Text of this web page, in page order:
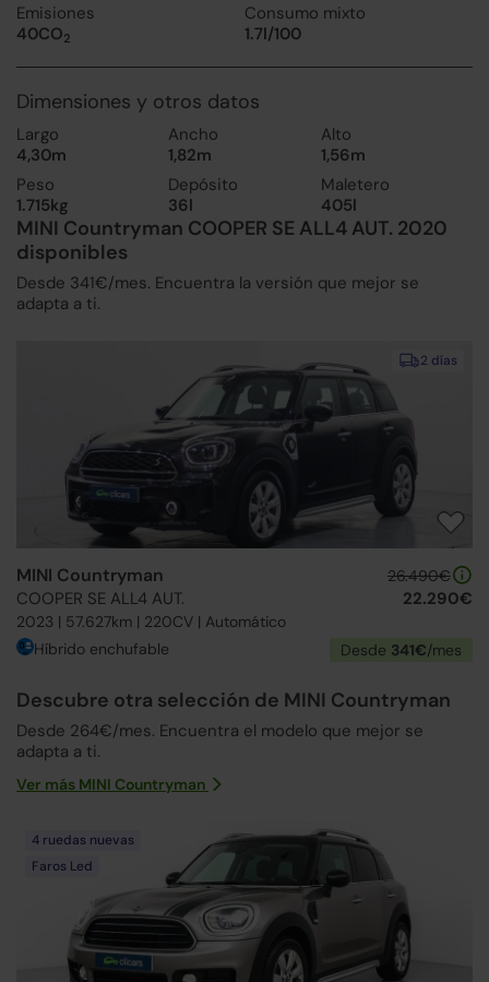
Emisiones
40CO2
Consumo mixto
1.7l/100
Dimensiones y otros datos
Largo
4,30m
Ancho
1,82m
Alto
1,56m
Peso
1.715kg
Depósito
36l
Maletero
405l
MINI Countryman COOPER SE ALL4 AUT. 2020
disponibles
Desde 341€/mes. Encuentra la versión que mejor se
adapta a ti.
2 días
MINI Countryman
COOPER SE ALL4 AUT.
2023 | 57.627km | 220CV | Automático
26.490€
22.290€
Híbrido enchufable Desde 341€/mes
Descubre otra selección de MINI Countryman
Desde 264€/mes. Encuentra el modelo que mejor se
adapta a ti.
Ver más MINI Countryman
4 ruedas nuevas
Faros Led